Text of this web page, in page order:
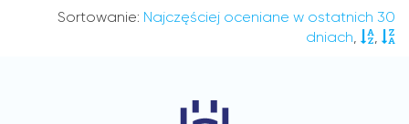
Sortowanie: Najczęściej oceniane w ostatnich 30
dniach, ,